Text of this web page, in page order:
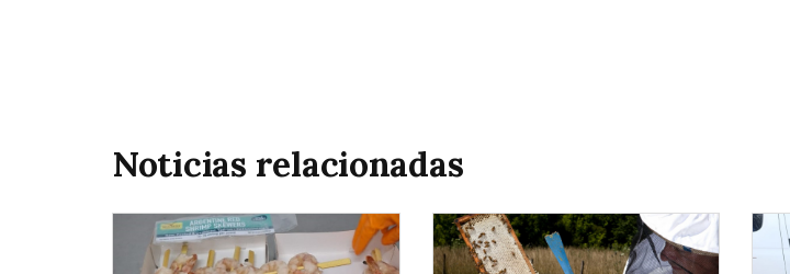
Noticias relacionadas